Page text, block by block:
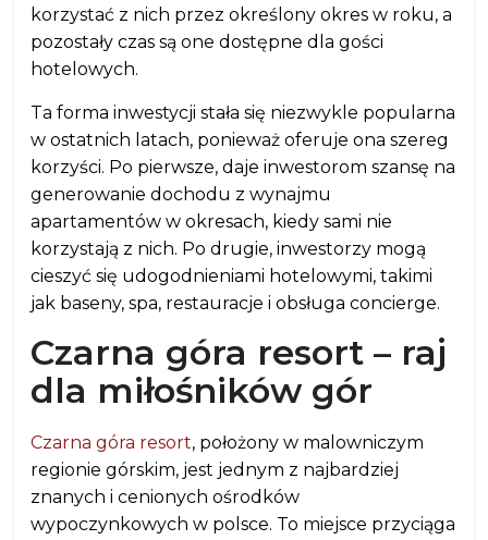
korzystać z nich przez określony okres w roku, a
pozostały czas są one dostępne dla gości
hotelowych.
Ta forma inwestycji stała się niezwykle popularna
w ostatnich latach, ponieważ oferuje ona szereg
korzyści. Po pierwsze, daje inwestorom szansę na
generowanie dochodu z wynajmu
apartamentów w okresach, kiedy sami nie
korzystają z nich. Po drugie, inwestorzy mogą
cieszyć się udogodnieniami hotelowymi, takimi
jak baseny, spa, restauracje i obsługa concierge.
Czarna góra resort – raj
dla miłośników gór
Czarna góra resort, położony w malowniczym
regionie górskim, jest jednym z najbardziej
znanych i cenionych ośrodków
wypoczynkowych w polsce. To miejsce przyciąga